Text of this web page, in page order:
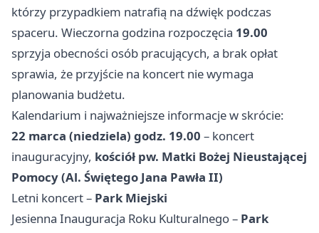
którzy przypadkiem natrafią na dźwięk podczas
spaceru. Wieczorna godzina rozpoczęcia 19.00
sprzyja obecności osób pracujących, a brak opłat
sprawia, że przyjście na koncert nie wymaga
planowania budżetu.
Kalendarium i najważniejsze informacje w skrócie:
22 marca (niedziela) godz. 19.00 – koncert
inauguracyjny, kościół pw. Matki Bożej Nieustającej
Pomocy (Al. Świętego Jana Pawła II)
Letni koncert – Park Miejski
Jesienna Inauguracja Roku Kulturalnego – Park